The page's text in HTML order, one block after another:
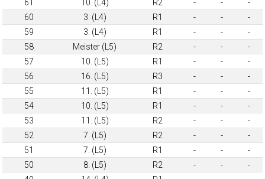
61
10. (L4) R2 - -
-
60
3. (L4) R1 - -
-
59
3. (L4) R1 - -
-
58
Meister (L5) R2 - -
-
57
10. (L5) R1 - -
-
56
16. (L5) R3 - -
-
55
11. (L5) R1 - -
-
54
10. (L5) R1 - -
-
53
11. (L5) R2 - -
-
52
7. (L5) R2 - -
-
51
7. (L5) R1 - -
-
50
8. (L5) R2 - -
-